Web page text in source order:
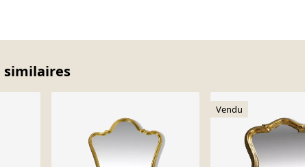
similaires
Vendu